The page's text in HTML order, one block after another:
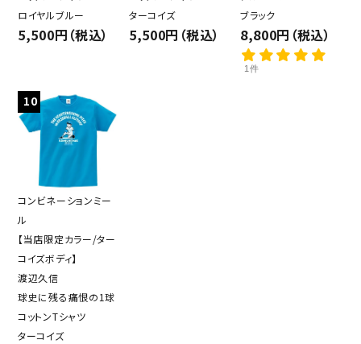
ロイヤルブルー
5,500円（税込）
ターコイズ
5,500円（税込）
ブラック
8,800円（税込）
1件
10
コンビネーションミー
ル
【当店限定カラー/ター
コイズボディ】
渡辺久信
球史に残る痛恨の1球
コットンTシャツ
ターコイズ